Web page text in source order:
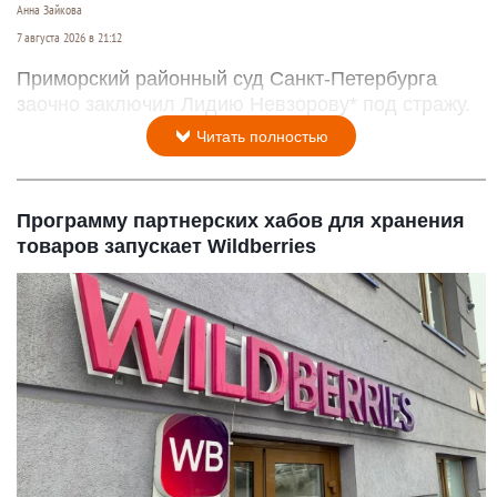
Анна Зайкова
7 августа 2026 в 21:12
Приморский районный суд Санкт-Петербурга
заочно заключил Лидию Невзорову* под стражу.
Читать полностью
Программу партнерских хабов для хранения
товаров запускает Wildberries